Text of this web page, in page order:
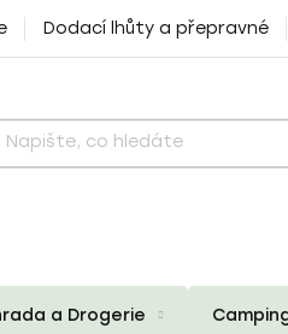
Dodací lhůty a přepravné
a Drogerie